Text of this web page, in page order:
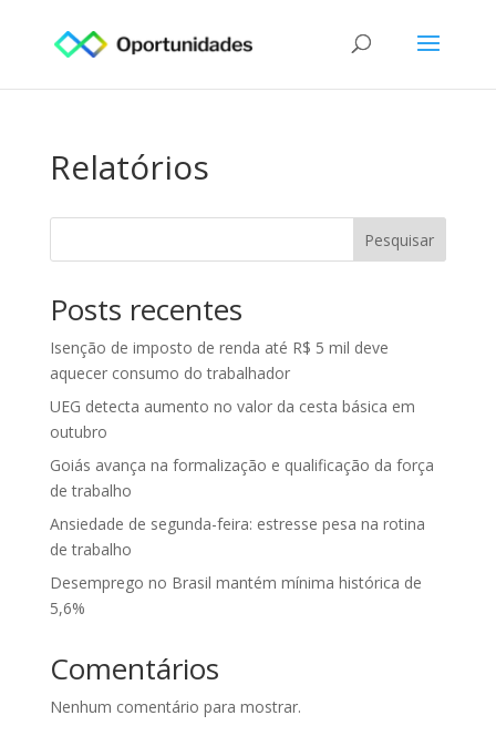
Relatórios
Pesquisar
Posts recentes
Isenção de imposto de renda até R$ 5 mil deve
aquecer consumo do trabalhador
UEG detecta aumento no valor da cesta básica em
outubro
Goiás avança na formalização e qualificação da força
de trabalho
Ansiedade de segunda-feira: estresse pesa na rotina
de trabalho
Desemprego no Brasil mantém mínima histórica de
5,6%
Comentários
Nenhum comentário para mostrar.